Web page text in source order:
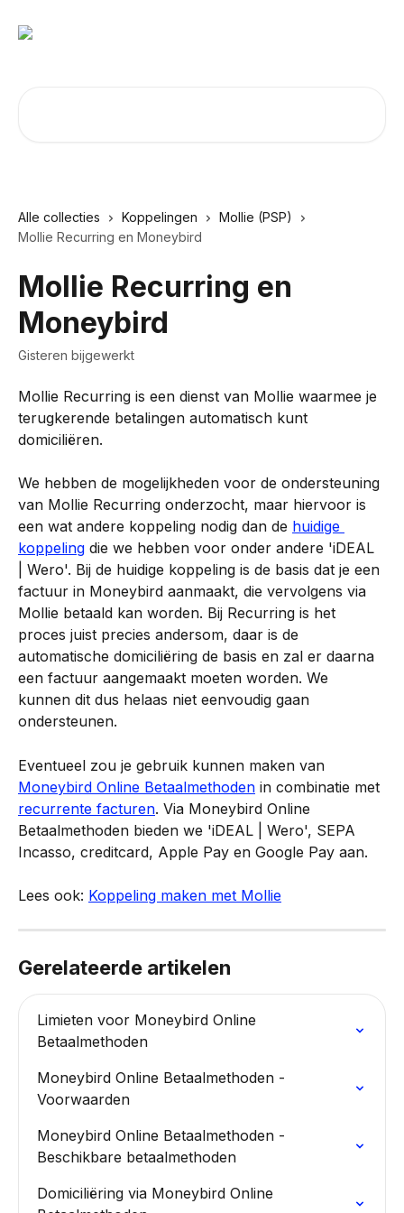
Alle collecties Koppelingen
Mollie (PSP)
Mollie Recurring en Moneybird
Mollie Recurring en
Moneybird
Gisteren bijgewerkt
Mollie Recurring is een dienst van Mollie waarmee je
terugkerende betalingen automatisch kunt
domiciliëren.
We hebben de mogelijkheden voor de ondersteuning
van Mollie Recurring onderzocht, maar hiervoor is
een wat andere koppeling nodig dan de huidige
koppeling die we hebben voor onder andere 'iDEAL
| Wero'. Bij de huidige koppeling is de basis dat je een
factuur in Moneybird aanmaakt, die vervolgens via
Mollie betaald kan worden. Bij Recurring is het
proces juist precies andersom, daar is de
automatische domiciliëring de basis en zal er daarna
een factuur aangemaakt moeten worden. We
kunnen dit dus helaas niet eenvoudig gaan
ondersteunen.
Eventueel zou je gebruik kunnen maken van
Moneybird Online Betaalmethoden in combinatie met
recurrente facturen. Via Moneybird Online
Betaalmethoden bieden we 'iDEAL | Wero', SEPA
Incasso, creditcard, Apple Pay en Google Pay aan.
Lees ook: Koppeling maken met Mollie
Gerelateerde artikelen
Limieten voor Moneybird Online
Betaalmethoden
Moneybird Online Betaalmethoden -
Voorwaarden
Moneybird Online Betaalmethoden -
Beschikbare betaalmethoden
Domiciliëring via Moneybird Online